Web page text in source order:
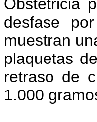
Obstetricia
desfase
muestran
plaquetas
retraso de
1.000